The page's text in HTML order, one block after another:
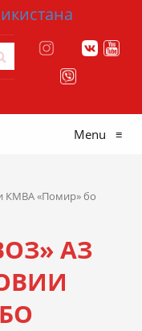
Menu ≡
КМВА «Помир» бо
АЗ